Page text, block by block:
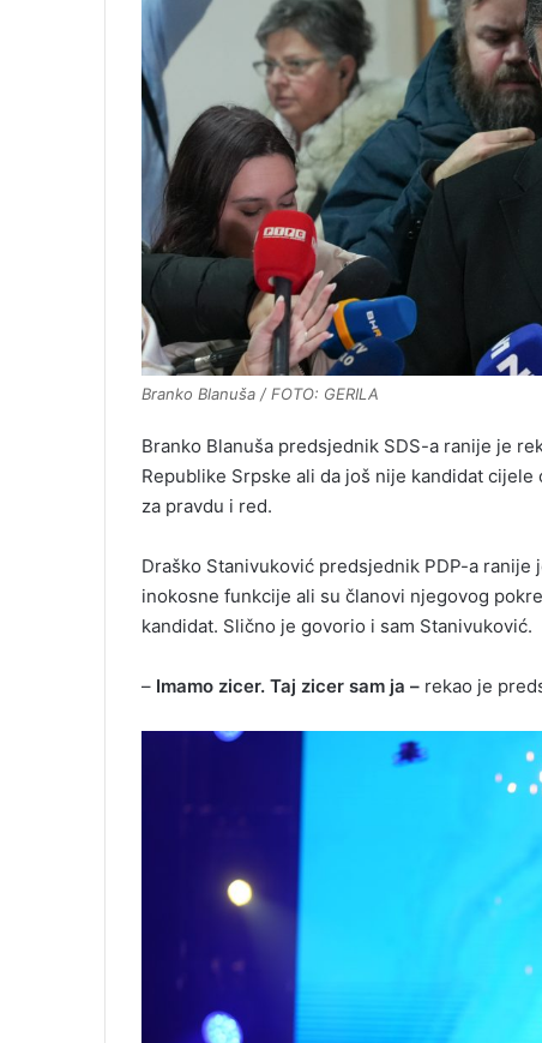
Branko Blanuša / FOTO: GERILA
Branko Blanuša predsjednik SDS-a ranije je
Republike Srpske ali da još nije kandidat
za pravdu i red.
Draško Stanivuković predsjednik PDP-a
inokosne funkcije ali su članovi njegovog
kandidat. Slično je govorio i sam Stanivuković.
– Imamo zicer. Taj zicer sam ja – rekao je